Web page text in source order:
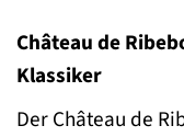
Château de
Klassiker
Der Château de